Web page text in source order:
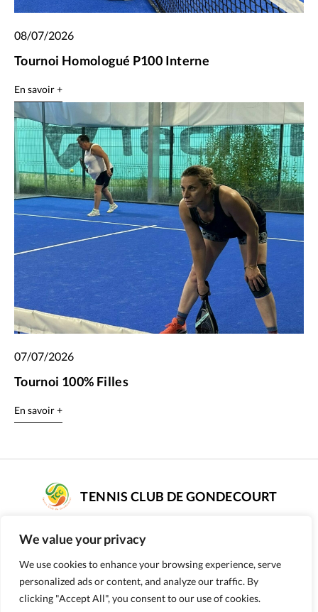
We value your privacy
We use cookies to enhance your browsing experience, serve
personalized ads or content, and analyze our traffic. By
clicking "Accept All", you consent to our use of cookies.
08/07/2026
Tournoi Homologué P100 Interne
En savoir +
07/07/2026
Tournoi 100% Filles
En savoir +
TENNIS CLUB DE GONDECOURT
rue Poissonnier - 59147 GONDECOURT
Numéro d’affiliation : 56590187
09 51 98 50 84